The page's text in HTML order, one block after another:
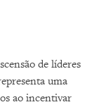
de líderes
uma
ao incentivar